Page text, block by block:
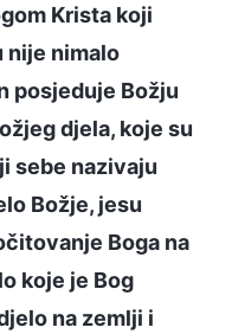
Krista koji
nije nimalo
posjeduje Božju
djela, koje su
sebe nazivaju
Božje, jesu
Boga na
koje je Bog
na zemlji i